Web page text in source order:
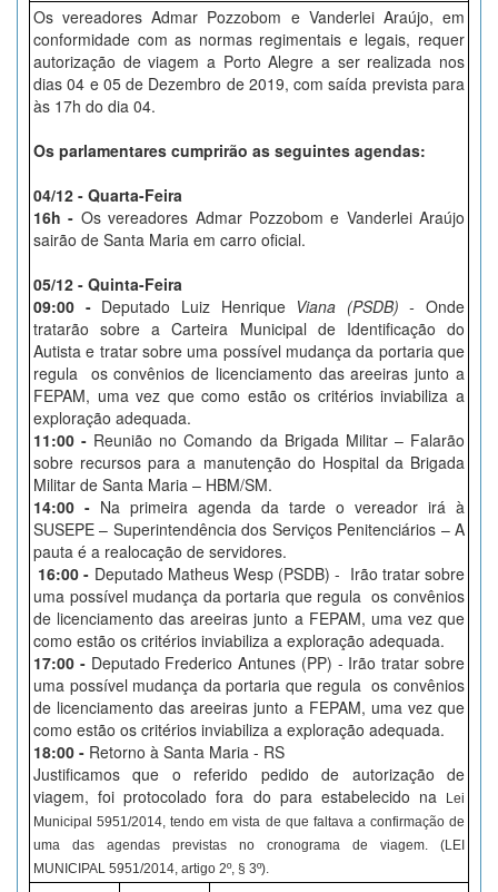
Os vereadores Admar Pozzobom e Vanderlei Araújo, em
conformidade com as normas regimentais e legais, requer
autorização de viagem a Porto Alegre a ser realizada nos
dias 04 e 05 de Dezembro de 2019, com saída prevista para
às 17h do dia 04.
Os parlamentares cumprirão as seguintes agendas:
04/12 - Quarta-Feira
16h - Os vereadores Admar Pozzobom e Vanderlei Araújo
sairão de Santa Maria em carro oficial.
05/12 - Quinta-Feira
09:00 -Deputado Luiz Henrique Viana (PSDB) - Onde
tratarão sobre a Carteira Municipal de Identificação do
Autista e tratar sobre uma possível mudança da portaria que
regula os convênios de licenciamento das areeiras junto a
FEPAM, uma vez que como estão os critérios inviabiliza a
exploração adequada.
11:00 - Reunião no Comando da Brigada Militar – Falarão
sobre recursos para a manutenção do Hospital da Brigada
Militar de Santa Maria – HBM/SM.
14:00 - Na primeira agenda da tarde o vereador irá à
SUSEPE – Superintendência dos Serviços Penitenciários – A
pauta é a realocação de servidores.
16:00 - Deputado Matheus Wesp (PSDB) - Irão tratar sobre
uma possível mudança da portaria que regula os convênios
de licenciamento das areeiras junto a FEPAM, uma vez que
como estão os critérios inviabiliza a exploração adequada.
17:00 -Deputado Frederico Antunes (PP) - Irão tratar sobre
uma possível mudança da portaria que regula os convênios
de licenciamento das areeiras junto a FEPAM, uma vez que
como estão os critérios inviabiliza a exploração adequada.
18:00 - Retorno à Santa Maria - RS
Justificamos que o referido pedido de autorização de
viagem, foi protocolado fora do para estabelecido na
Lei
Municipal 5951/2014, tendo em vista de que faltava a confirmação de
uma das agendas previstas no cronograma de viagem. (LEI
MUNICIPAL 5951/2014, artigo 2º, § 3º).